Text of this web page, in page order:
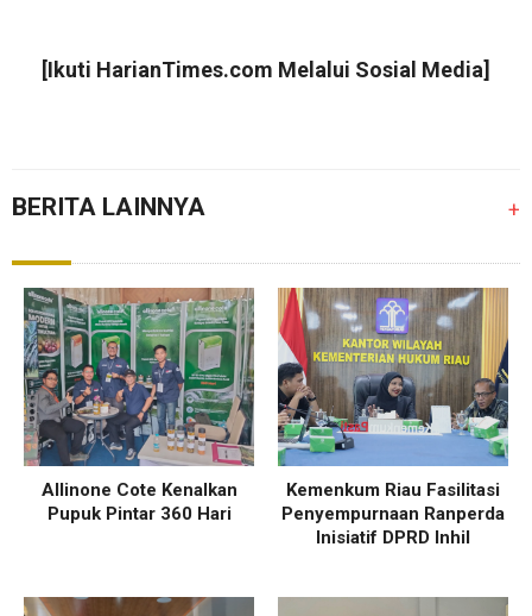
[Ikuti HarianTimes.com Melalui Sosial Media]
BERITA LAINNYA +
Allinone Cote Kenalkan
Pupuk Pintar 360 Hari
Kemenkum Riau Fasilitasi
Penyempurnaan Ranperda
Inisiatif DPRD Inhil